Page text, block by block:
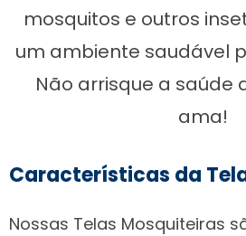
mosquitos e outros
um ambiente saudável
Não arrisque a saúde
ama!
Características da
Nossas Telas Mosquiteiras